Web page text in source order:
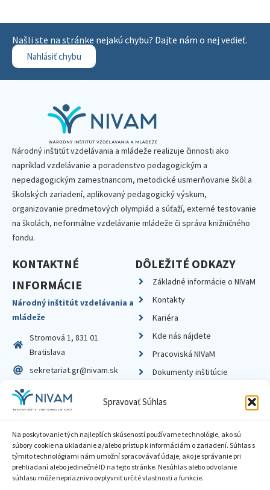
Spravovať Súhlas
Na poskytovanie tých najlepších skúseností používame technológie, ako sú
súbory cookie na ukladanie a/alebo prístup k informáciám o zariadení. Súhlas s
týmito technológiami nám umožní spracovávať údaje, ako je správanie pri
prehliadaní alebo jedinečné ID na tejto stránke. Nesúhlas alebo odvolanie
súhlasu môže nepriaznivo ovplyvniť určité vlastnosti a funkcie.
Našli ste na stránke nejakú chybu? Dajte nám o nej vedieť.
Nahlásiť chybu
Národný inštitút vzdelávania a mládeže realizuje činnosti ako
napríklad vzdelávanie a poradenstvo pedagogickým a
nepedagogickým zamestnancom, metodické usmerňovanie škôl a
školských zariadení, aplikovaný pedagogický výskum,
organizovanie predmetových olympiád a súťaží, externé testovanie
na školách, neformálne vzdelávanie mládeže či správa knižničného
fondu.
KONTAKTNÉ
INFORMÁCIE
Národný inštitút vzdelávania a
mládeže
Stromová 1, 831 01
Bratislava
sekretariat.gr@nivam.sk
IČO: 00164348
DIČ: 2020798714
DÔLEŽITÉ ODKAZY
Základné informácie o NIVaM
Kontakty
Kariéra
Kde nás nájdete
Pracoviská NIVaM
Dokumenty inštitúcie
Zásady ochrany súkromia